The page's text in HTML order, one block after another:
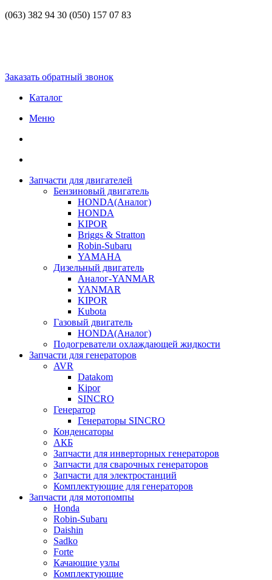
(063) 382 94 30 (050) 157 07 83
Заказать обратный звонок
Каталог
Меню
Запчасти для двигателей
Бензиновый двигатель
HONDA(Aналог)
HONDA
KIPOR
Briggs & Stratton
Robin-Subaru
YAMAHA
Дизельный двигатель
Аналог-YANMAR
YANMAR
KIPOR
Kubota
Газовый двигатель
HONDA(Aналог)
Подогреватели охлаждающей жидкости
Запчасти для генераторов
AVR
Datakom
Kipor
SINCRO
Генератор
Генераторы SINCRO
Конденсаторы
АКБ
Запчасти для инверторных генераторов
Запчасти для сварочных генераторов
Запчасти для электростанций
Комплектующие для генераторов
Запчасти для мотопомпы
Honda
Robin-Subaru
Daishin
Sadko
Forte
Качающие узлы
Комплектующие